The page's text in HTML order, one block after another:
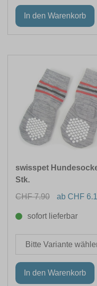
swisspet
Stk.
CHF 7.90
ab CHF
sofort lieferbar